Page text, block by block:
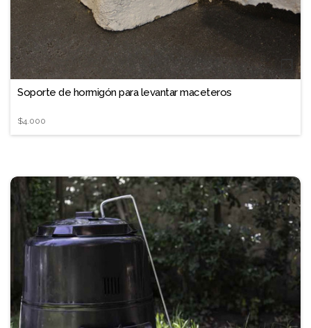
❐
Soporte de hormigón para levantar maceteros
$4.000